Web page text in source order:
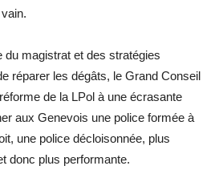
du magistrat et des stratégies
réparer les dégâts, le Grand Conseil
de la LPol à une écrasante
aux Genevois une police formée à
, une police décloisonnée, plus
donc plus performante.